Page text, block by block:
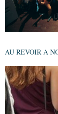
AU REVOIR A